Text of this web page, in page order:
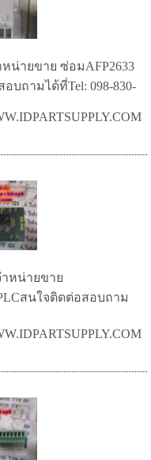
หน่ายขาย ซ่อมAFP2633
บถามได้ที่Tel: 098-830-
ำหน่ายขาย
สนใจติดต่อสอบถาม